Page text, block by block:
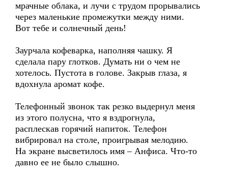
мрачные облака, и лучи с трудом прорывались
через маленькие промежутки между ними.
Вот тебе и солнечный день!
Заурчала кофеварка, наполняя чашку. Я
сделала пару глотков. Думать ни о чем не
хотелось. Пустота в голове. Закрыв глаза, я
вдохнула аромат кофе.
Телефонный звонок так резко выдернул меня
из этого полусна, что я вздрогнула,
расплескав горячий напиток. Телефон
вибрировал на столе, проигрывая мелодию.
На экране высветилось имя – Анфиса. Что-то
давно ее не было слышно.